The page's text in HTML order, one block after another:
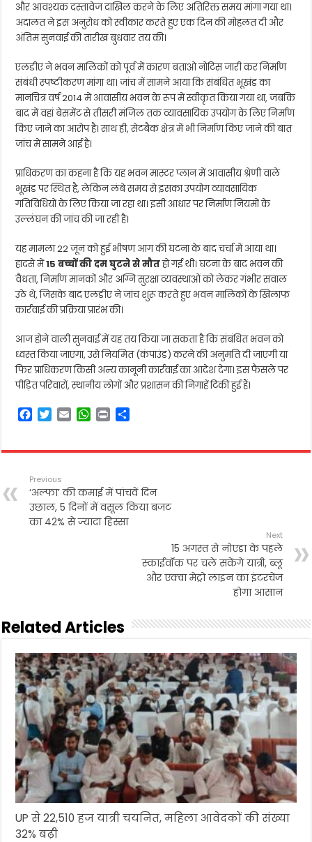
और आवश्यक दस्तावेज दाखिल करने के लिए अतिरिक्त समय मांगा गया था।
अदालत ने इस अनुरोध को स्वीकार करते हुए एक दिन की मोहलत दी और
अंतिम सुनवाई की तारीख बुधवार तय की।
एलडीए ने भवन मालिकों को पूर्व में कारण बताओ नोटिस जारी कर निर्माण
संबंधी स्पष्टीकरण मांगा था। जांच में सामने आया कि संबंधित भूखंड का
मानचित्र वर्ष 2014 में आवासीय भवन के रूप में स्वीकृत किया गया था, जबकि
बाद में वहां बेसमेंट से तीसरी मंजिल तक व्यावसायिक उपयोग के लिए निर्माण
किए जाने का आरोप है। साथ ही, सेटबैक क्षेत्र में भी निर्माण किए जाने की बात
जांच में सामने आई है।
प्राधिकरण का कहना है कि यह भवन मास्टर प्लान में आवासीय श्रेणी वाले
भूखंड पर स्थित है, लेकिन लंबे समय से इसका उपयोग व्यावसायिक
गतिविधियों के लिए किया जा रहा था। इसी आधार पर निर्माण नियमों के
उल्लंघन की जांच की जा रही है।
यह मामला 22 जून को हुई भीषण आग की घटना के बाद चर्चा में आया था।
हादसे में15 बच्चों की दम घुटने से मौतहो गई थी। घटना के बाद भवन की
वैधता, निर्माण मानकों और अग्नि सुरक्षा व्यवस्थाओं को लेकर गंभीर सवाल
उठे थे, जिसके बाद एलडीए ने जांच शुरू करते हुए भवन मालिकों के खिलाफ
कार्रवाई की प्रक्रिया प्रारंभ की।
आज होने वाली सुनवाई में यह तय किया जा सकता है कि संबंधित भवन को
ध्वस्त किया जाएगा, उसे नियमित (कंपाउंड) करने की अनुमति दी जाएगी या
फिर प्राधिकरण किसी अन्य कानूनी कार्रवाई का आदेश देगा। इस फैसले पर
पीड़ित परिवारों, स्थानीय लोगों और प्रशासन की निगाहें टिकी हुई हैं।
F
e
o
o
k
T
t
e
r
E
i
W
t
p
p
P
n
r
Previous
‘अल्फा’ की कमाई में पांचवें दिन
उछाल, 5 दिनों में वसूल किया बजट
का 42% से ज्यादा हिस्सा
Next
15 अगस्त से नोएडा के पहले
स्काईवॉक पर चले सकेंगे यात्री, ब्लू
और एक्वा मेट्रो लाइन का इंटरचेंज
होगा आसान
Related Articles
UP से 22,510 हज यात्री चयनित, महिला आवेदकों की संख्या
32% बढ़ी